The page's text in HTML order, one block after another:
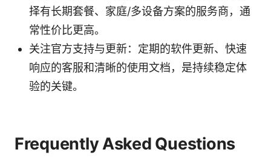
择有长期套餐、家庭/多设备方案的服务商，通
常性价比更高。
关注官方支持与更新：定期的软件更新、快速
响应的客服和清晰的使用文档，是持续稳定体
验的关键。
Frequently Asked Questions